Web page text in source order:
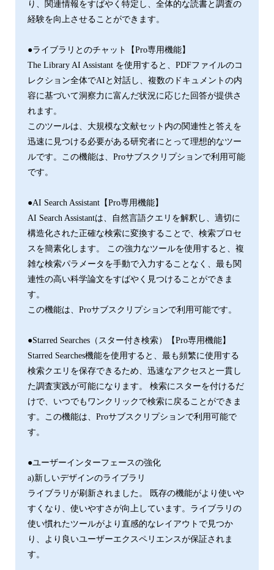
り、関連情報をすばやく特定し、全体的な読書と調査の
経験を向上させることができます。
●ライブラリとのチャット【Pro専用機能】
The Library AI Assistant を使用すると、PDFファイルのコ
レクション全体でAIと対話し、複数のドキュメントの内
容に基づいて洞察力に富んだ状況に応じた回答が提供さ
れます。
このツールは、大規模な文献セット内の関連性と答えを
迅速に見つける必要がある研究者にとって理想的なツー
ルです。この機能は、Proサブスクリプションで利用可能
です。
●AI Search Assistant【Pro専用機能】
AI Search Assistantは、自然言語クエリを解釈し、適切に
構造化された正確な検索に変換することで、検索プロセ
スを簡素化します。 この強力なツールを使用すると、複
雑な検索パラメータを手動で入力することなく、最も関
連性の高い科学論文をすばやく見つけることができま
す。
この機能は、Proサブスクリプションで利用可能です。
●Starred Searches（スター付き検索）【Pro専用機能】
Starred Searches機能を使用すると、最も頻繁に使用する
検索クエリを保存できるため、迅速なアクセスと一貫し
た調査実践が可能になります。 検索にスターを付けるだ
けで、いつでもワンクリックで検索に戻ることができま
す。この機能は、Proサブスクリプションで利用可能で
す。
●ユーザーインターフェースの強化
a)新しいデザインのライブラリ
ライブラリが刷新されました。 既存の機能がより使いや
すくなり、使いやすさが向上しています。ライブラリの
使い慣れたツールがより直感的なレイアウトで見つか
り、より良いユーザーエクスペリエンスが保証されま
す。